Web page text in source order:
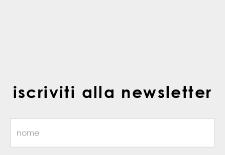
iscriviti alla newsletter